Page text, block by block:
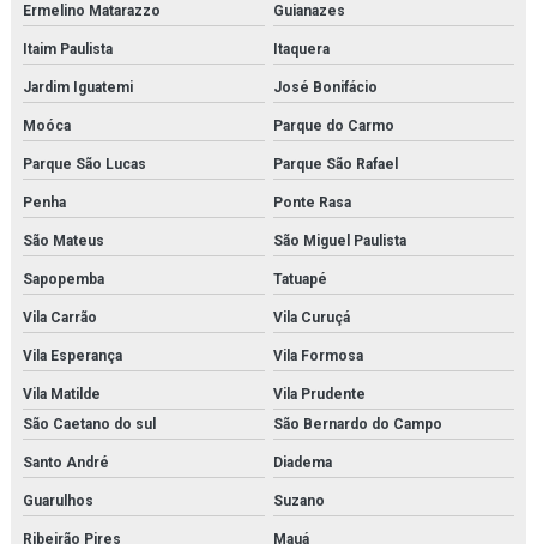
Modelo anatômico do cérebro
Modelo anatômico do corpo humano
Modelo anatômico do esqueleto (1700mm)
Modelo anatômico médico em são paulo
Modelo anatômico médico em sp
Modelo anatômico médico orçamento
Modelo anatômico médico para faculdades
Modelo anatômico molecular
Modelo anatômico para faculdades
Ermelino Matarazzo Guianazes
Itaim Paulista Itaquera
Jardim Iguatemi José Bonifácio
Moóca Parque do Carmo
Parque São Lucas Parque São Rafael
Penha Ponte Rasa
São Mateus São Miguel Paulista
Sapopemba Tatuapé
Vila Carrão Vila Curuçá
Vila Esperança Vila Formosa
Vila Matilde
Vila Prudente
São Caetano do sul
São Bernardo do Campo
Santo André Diadema
Guarulhos Suzano
Ribeirão Pires Mauá